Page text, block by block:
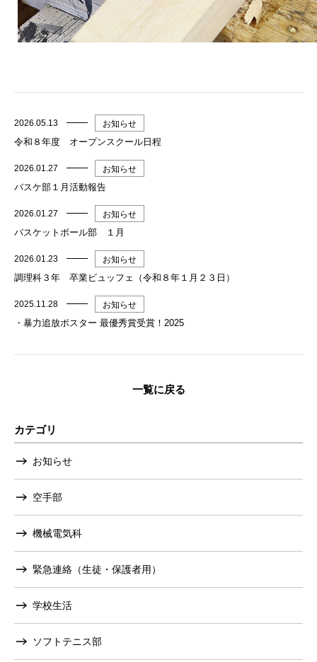
2026.05.13 お知らせ
令和８年度 オープンスクール日程
2026.01.27 お知らせ
バスケ部１月活動報告
2026.01.27 お知らせ
バスケットボール部 １月
2026.01.23 お知らせ
調理科３年 卒業ビュッフェ（令和８年１月２３日）
2025.11.28 お知らせ
・暴力追放ポスター 最優秀賞受賞！2025
一覧に戻る
カテゴリ
お知らせ
空手部
機械電気科
緊急連絡（生徒・保護者用）
学校生活
ソフトテニス部